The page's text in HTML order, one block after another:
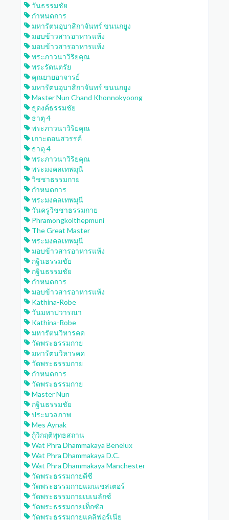
วันธรรมชัย
กำหนดการ
มหารัตนอุบาสิกาจันทร์ ขนนกยูง
มอบข้าวสารอาหารแห้ง
มอบข้าวสารอาหารแห้ง
พระภาวนาวิริยคุณ
พระรัตนตรัย
คุณยายอาจารย์
มหารัตนอุบาสิกาจันทร์ ขนนกยูง
Master Nun Chand Khonnokyoong
ธุดงค์ธรรมชัย
ธาตุ 4
พระภาวนาวิริยคุณ
เกาะดอนสวรรค์
ธาตุ 4
พระภาวนาวิริยคุณ
พระมงคลเทพมุนี
วิชชาธรรมกาย
กำหนดการ
พระมงคลเทพมุนี
วันครูวิชชาธรรมกาย
Phramongkolthepmuni
The Great Master
พระมงคลเทพมุนี
มอบข้าวสารอาหารแห้ง
กฐินธรรมชัย
กฐินธรรมชัย
กำหนดการ
มอบข้าวสารอาหารแห้ง
Kathina-Robe
วันมหาปวารณา
Kathina-Robe
มหารัตนวิหารคด
วัดพระธรรมกาย
มหารัตนวิหารคด
วัดพระธรรมกาย
กำหนดการ
วัดพระธรรมกาย
Master Nun
กฐินธรรมชัย
ประมวลภาพ
Mes Aynak
กู้วิกฤติพุทธสถาน
Wat Phra Dhammakaya Benelux
Wat Phra Dhammakaya D.C.
Wat Phra Dhammakaya Manchester
วัดพระธรรมกายดีซี
วัดพระธรรมกายแมนเชสเตอร์
วัดพระธรรมกายเบเนลักซ์
วัดพระธรรมกายเท็กซัส
วัดพระธรรมกายแคลิฟอร์เนีย